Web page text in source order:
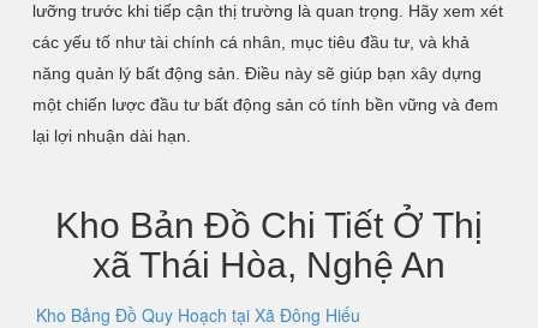
lưỡng trước khi tiếp cận thị trường là quan trọng. Hãy xem xét
các yếu tố như tài chính cá nhân, mục tiêu đầu tư, và khả
năng quản lý bất động sản. Điều này sẽ giúp bạn xây dựng
một chiến lược đầu tư bất động sản có tính bền vững và đem
lại lợi nhuận dài hạn.
Kho Bản Đồ Chi Tiết Ở Thị
xã Thái Hòa, Nghệ An
Kho Bảng Đồ Quy Hoạch tại Xã Đông Hiếu